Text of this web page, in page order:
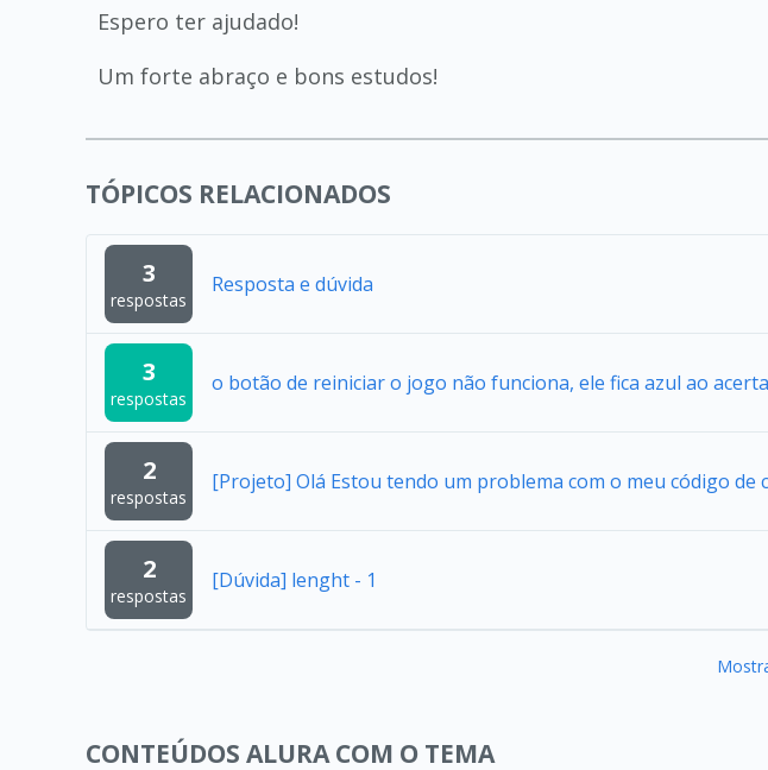
Espero ter ajudado!
Um forte abraço e bons estudos!
TÓPICOS RELACIONADOS
3
respostas
Resposta e dúvida
3
respostas
o botão de reiniciar o jogo não funciona, ele fica azul ao
2
respostas
[Projeto] Olá Estou tendo um problema com o meu código de
2
respostas
[Dúvida] lenght - 1
CONTEÚDOS ALURA COM O TEMA